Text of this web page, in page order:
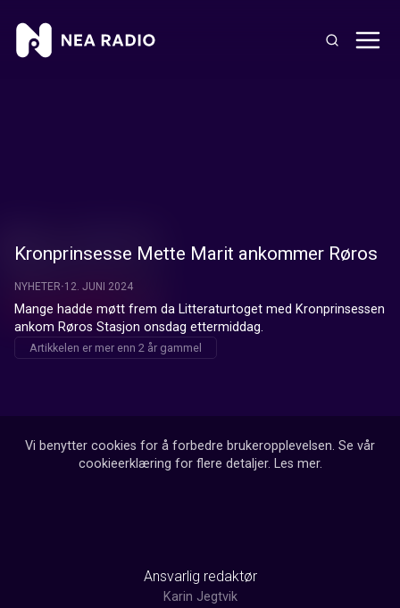
Kronprinsesse Mette Marit ankommer Røros
NYHETER 12. JUNI 2024
Mange hadde møtt frem da Litteraturtoget med Kronprinsessen
ankom Røros Stasjon onsdag ettermiddag.
Artikkelen er mer enn 2 år gammel
Vi benytter cookies for å forbedre brukeropplevelsen. Se vår
cookieerklæring for flere detaljer. Les mer.
Ansvarlig redaktør
Karin Jegtvik